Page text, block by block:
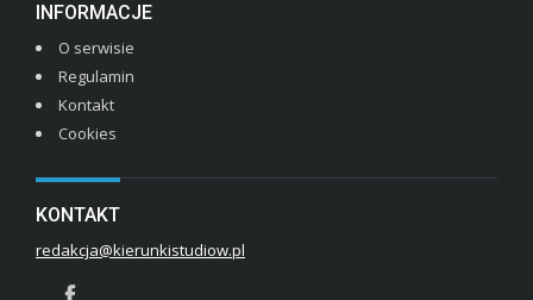
INFORMACJE
O serwisie
Regulamin
Kontakt
Cookies
KONTAKT
redakcja@kierunkistudiow.pl